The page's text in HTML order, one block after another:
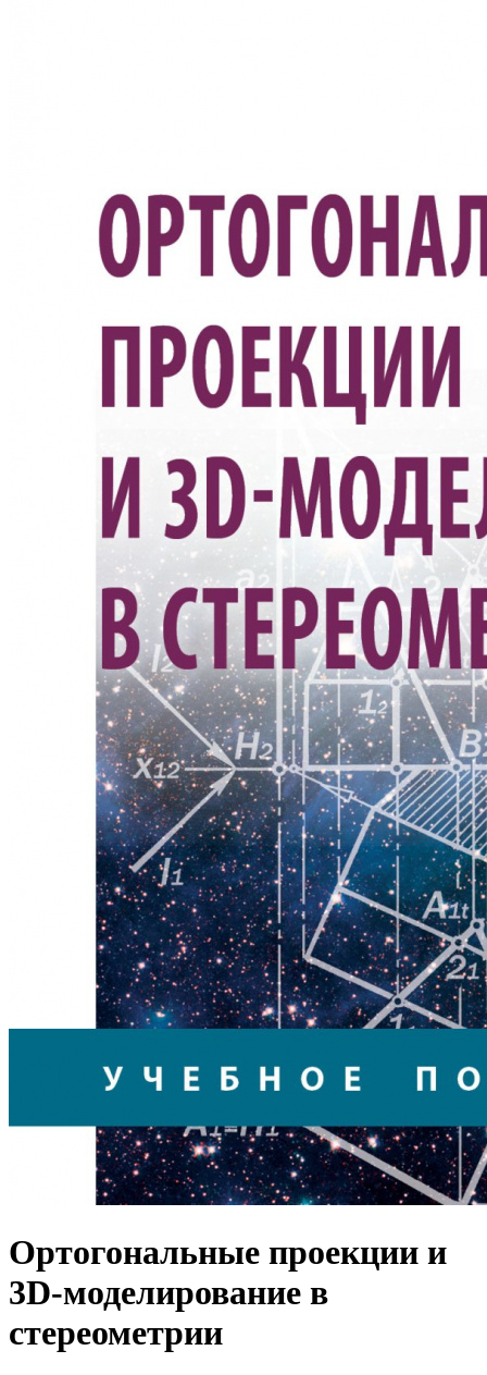
Ортогональные проекции и
3D-моделирование в
стереометрии